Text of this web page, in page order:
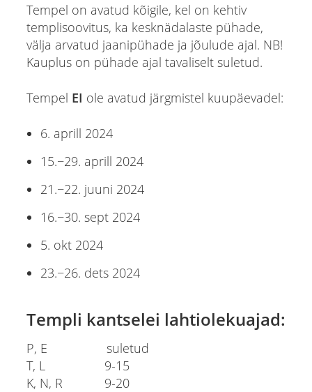
Tempel on avatud kõigile, kel on kehtiv
templisoovitus, ka kesknädalaste pühade,
välja arvatud jaanipühade ja jõulude ajal. NB!
Kauplus on pühade ajal tavaliselt suletud.
Tempel EI ole avatud järgmistel kuupäevadel:
6. aprill 2024
15.−29. aprill 2024
21.−22. juuni 2024
16.−30. sept 2024
5. okt 2024
23.−26. dets 2024
Templi kantselei lahtiolekuajad:
P, E suletud
T, L 9-15
K, N, R 9-20